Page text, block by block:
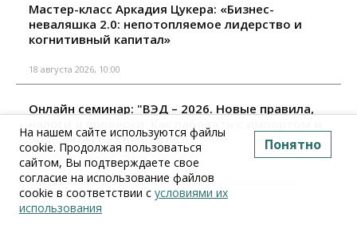
Мастер-класс Аркадия Цукера: «Бизнес-
неваляшка 2.0: непотопляемое лидерство и
когнитивный капитал»
18 августа 2026, 10:00
Онлайн семинар: "ВЭД – 2026. Новые правила,
налоги и проверки. Как работать с импортом и
экспортом без штрафов"
18 августа 2026, 15:00
На нашем сайте используются файлы
cookie. Продолжая пользоваться
сайтом, Вы подтверждаете свое
согласие на использование файлов
cookie в соответствии с условиями их
использования
Понятно